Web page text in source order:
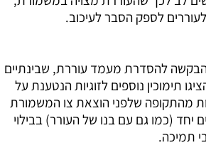
לספק הסבר לעיכוב.
להסדרת מעמד עוררת, שבינתיים
תימוכין נוספים לזוגיות הנטענת על
מהתקופה שלפני הוצאת צו המשמורת
יחד (כמו גם עם בנו של העורר) בבילוי
תמיכה.